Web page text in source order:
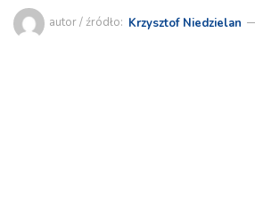
autor / źródło: Krzysztof Niedzielan